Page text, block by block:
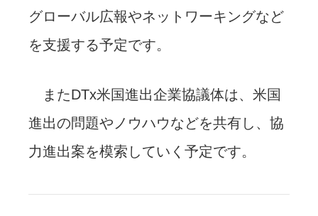
グローバル広報やネットワーキングなど
を支援する予定です。
またDTx米国進出企業協議体は、米国
進出の問題やノウハウなどを共有し、協
力進出案を模索していく予定です。